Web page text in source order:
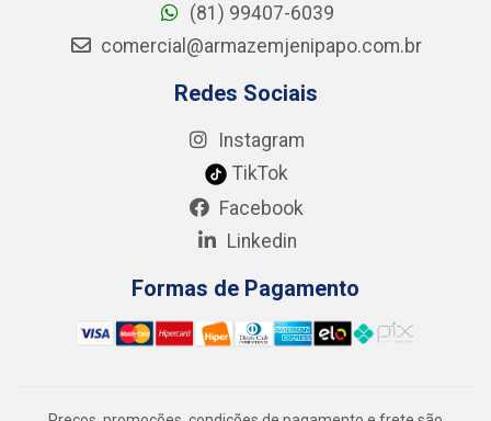
(81) 99407-6039
comercial@armazemjenipapo.com.br
Redes Sociais
Instagram
TikTok
Facebook
Linkedin
Formas de Pagamento